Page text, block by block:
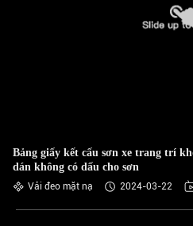
Bảng giấy kết cấu sơn xe trang trí
dán không có dấu cho sơn
Vải đeo mặt nạ 2024-03-22